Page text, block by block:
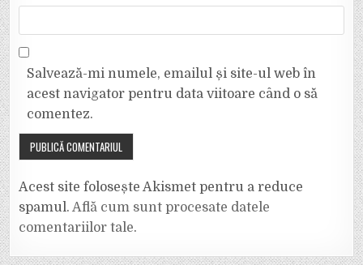
Salvează-mi numele, emailul și site-ul web în
acest navigator pentru data viitoare când o să
comentez.
Acest site folosește Akismet pentru a reduce
spamul.Află cum sunt procesate datele
comentariilor tale.